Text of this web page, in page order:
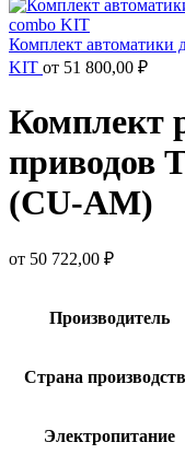
Комплект автоматики
KIT от 51 800,00 ₽
Комплект
приводов
(CU-AM)
от 50 722,00 ₽
Производитель
Страна
Электропитание